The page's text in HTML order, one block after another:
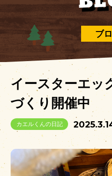
泊まる
楽しむ
ご予約の前に
ブ
イースターエッ
づくり開催中
カエルくんの日記